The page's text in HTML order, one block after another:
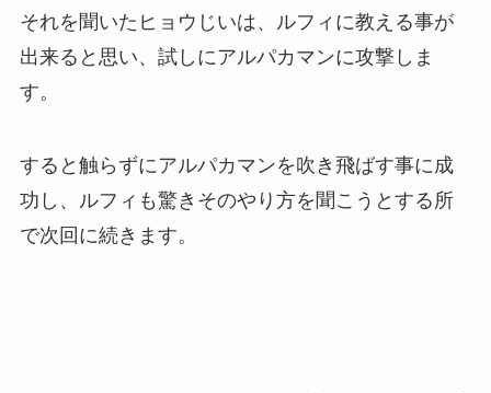
それを聞いたヒョウじいは、ルフィに教える事が
出来ると思い、試しにアルパカマンに攻撃しま
す。
すると触らずにアルパカマンを吹き飛ばす事に成
功し、ルフィも驚きそのやり方を聞こうとする所
で次回に続きます。